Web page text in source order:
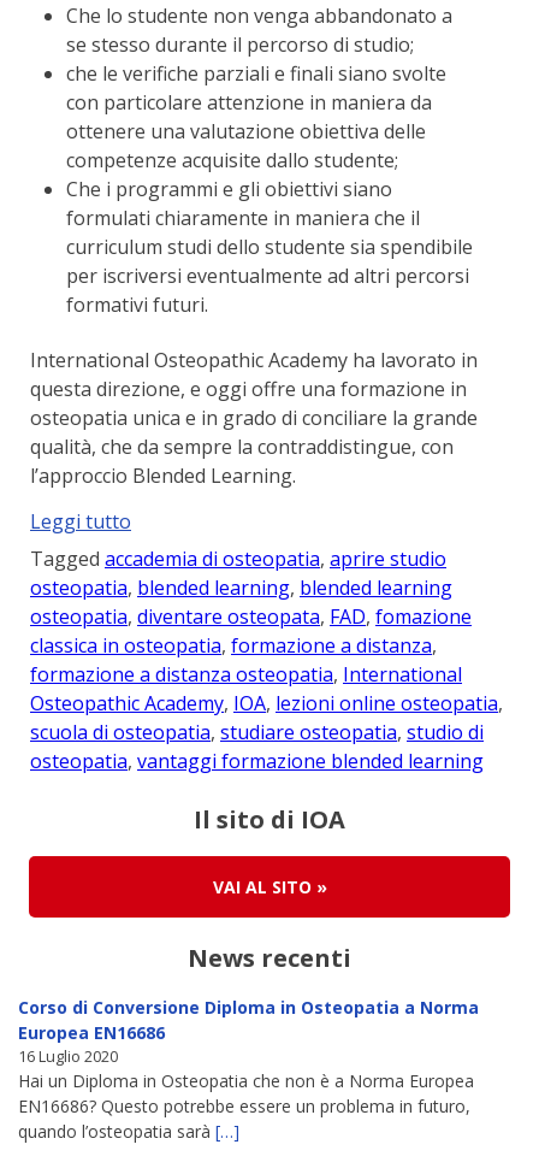
Che lo studente non venga abbandonato a
se stesso durante il percorso di studio;
che le verifiche parziali e finali siano svolte
con particolare attenzione in maniera da
ottenere una valutazione obiettiva delle
competenze acquisite dallo studente;
Che i programmi e gli obiettivi siano
formulati chiaramente in maniera che il
curriculum studi dello studente sia spendibile
per iscriversi eventualmente ad altri percorsi
formativi futuri.
International Osteopathic Academy ha lavorato in
questa direzione, e oggi offre una formazione in
osteopatia unica e in grado di conciliare la grande
qualità, che da sempre la contraddistingue, con
l’approccio Blended Learning.
Leggi tutto
di
Osteopatia
in
Blended
Learning”
Tagged accademia di osteopatia, aprire studio
osteopatia, blended learning, blended learning
osteopatia, diventare osteopata, FAD, fomazione
classica in osteopatia, formazione a distanza,
formazione a distanza osteopatia, International
Osteopathic Academy, IOA, lezioni online osteopatia,
scuola di osteopatia, studiare osteopatia, studio di
osteopatia, vantaggi formazione blended learning
Il sito di IOA
VAI AL SITO »
News recenti
Corso di Conversione Diploma in Osteopatia a Norma
Europea EN16686
16 Luglio 2020
Hai un Diploma in Osteopatia che non è a Norma Europea
EN16686? Questo potrebbe essere un problema in futuro,
quando l’osteopatia sarà […]